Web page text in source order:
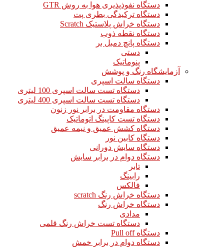
دستگاه نفوذپذیری هوا به روش GTR
دستگاه ترکیدگی بطری پت
دستگاه خراش پلاستیک Scratch
دستگاه نقطه ذوب
دستگاه پانچ دمبل بر
دستی
پنوماتیک
آزمایشگاه رنگ و پوشش
دستگاه سالت اسپری
دستگاه تست سالت اسپری 100 لیتری
دستگاه تست سالت اسپری 400 لیتری
دستگاه مقاومت در برابر نور زنون
دستگاه تست کاپینگ اتوماتیک
دستگاه کشش عمیق و نیمه عمیق
دستگاه کابین نور
دستگاه سایش دورانی
دستگاه دوام در برابر سایش
تابر
رابینگ
فالکس
دستگاه خراش رنگ scratch
دستگاه خراش رنگ
مدادی
دستگاه تست خراش رنگ قلمی
دستگاه Pull off
دستگاه دوام در برابر خمش